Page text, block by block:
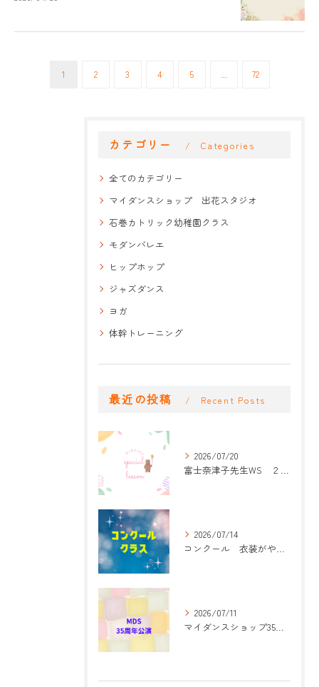
1 2 3 4 5 ... 72
カテゴリー Categories
全てのカテゴリー
マイダンスショップ 出花スタジオ
石巻カトリック幼稚園クラス
モダンバレエ
ヒップホップ
ジャズダンス
ヨガ
体幹トレーニング
最近の投稿 Recent Posts
2026/07/20
富士奈津子先生WS ２回目
2026/07/14
コンクール 衣装がやって来た！
2026/07/11
マイダンスショップ35周年記念公演 振付開始